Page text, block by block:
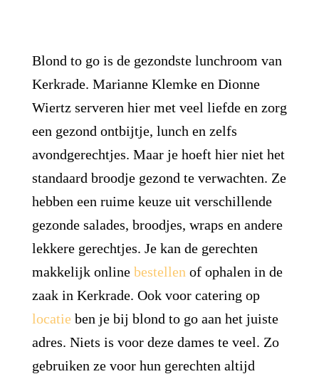
Blond to go is de gezondste lunchroom van
Kerkrade. Marianne Klemke en Dionne
Wiertz serveren hier met veel liefde en zorg
een gezond ontbijtje, lunch en zelfs
avondgerechtjes. Maar je hoeft hier niet het
standaard broodje gezond te verwachten. Ze
hebben een ruime keuze uit verschillende
gezonde salades, broodjes, wraps en andere
lekkere gerechtjes. Je kan de gerechten
makkelijk online bestellen of ophalen in de
zaak in Kerkrade. Ook voor catering op
locatie ben je bij blond to go aan het juiste
adres. Niets is voor deze dames te veel. Zo
gebruiken ze voor hun gerechten altijd